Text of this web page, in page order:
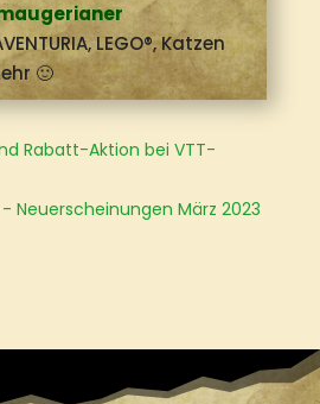
LEGO®, Katzen
🙂
Rabatt-Aktion bei VTT-
Neuerscheinungen März 2023